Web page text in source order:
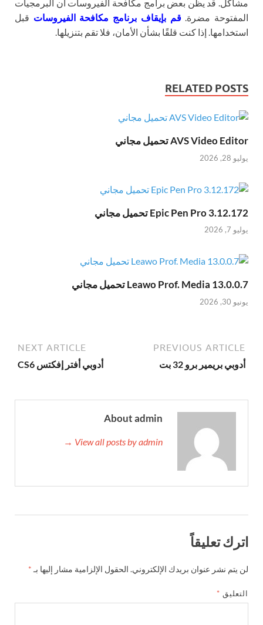
مشاكل. قد يظن بعض برامج مكافحة الفيروسات أن البرمجيات
المفتوحة مضرة.قم بإيقاف برنامج مكافحة الفيروسات قبل
استخدامها. إذا كنت قلقًا بشأن الأمان، فلا تقم بتنزيلها.
RELATED POSTS
AVS Video Editor تحميل مجاني
يوليو 28, 2026
Epic Pen Pro 3.12.172 تحميل مجاني
يوليو 7, 2026
Leawo Prof. Media 13.0.0.7 تحميل مجاني
يونيو 30, 2026
PREVIOUS ARTICLE
أدوبي بريمير برو 32 بت
NEXT ARTICLE
أدوبي أفتر إفكتس CS6
About admin
View all posts by admin →
اترك تعليقاً
لن يتم نشر عنوان بريدك الإلكتروني. الحقول الإلزامية مشار إليها بـ *
التعليق *